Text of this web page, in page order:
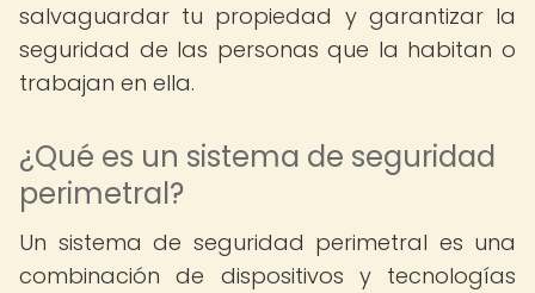
salvaguardar tu propiedad y garantizar la
seguridad de las personas que la habitan o
trabajan en ella.
¿Qué es un sistema de seguridad
perimetral?
Un sistema de seguridad perimetral es una
combinación de dispositivos y tecnologías